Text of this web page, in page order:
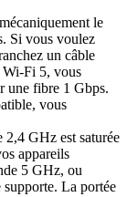
le
Si vous voulez
un câble
Wi-Fi 5, vous
une fibre 1 Gbps.
vous
2,4 GHz est saturée
appareils
5 GHz, ou
La portée